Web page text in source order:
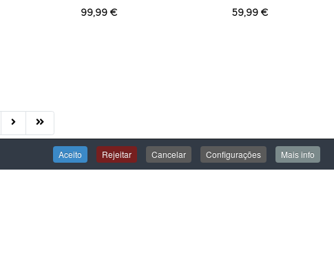
99,99 € 59,99 €
Aceito Rejeitar Cancelar Configurações Mais info